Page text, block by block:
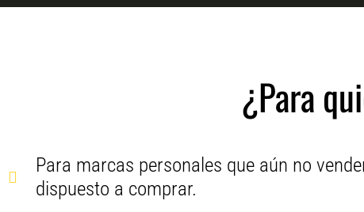
¿Para
Para marcas personales que aún no
dispuesto a comprar.